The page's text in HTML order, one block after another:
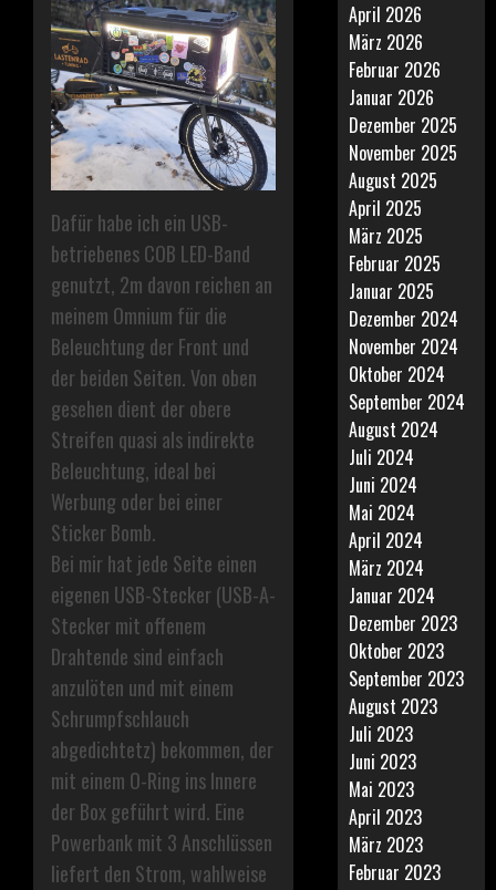
Dafür habe ich ein USB-
betriebenes COB LED-Band
genutzt, 2m davon reichen an
meinem Omnium für die
Beleuchtung der Front und
der beiden Seiten. Von oben
gesehen dient der obere
Streifen quasi als indirekte
Beleuchtung, ideal bei
Werbung oder bei einer
Sticker Bomb.
Bei mir hat jede Seite einen
eigenen USB-Stecker (USB-A-
Stecker mit offenem
Drahtende sind einfach
anzulöten und mit einem
Schrumpfschlauch
abgedichtetz) bekommen, der
mit einem O-Ring ins Innere
der Box geführt wird. Eine
Powerbank mit 3 Anschlüssen
liefert den Strom, wahlweise
April 2026
März 2026
Februar 2026
Januar 2026
Dezember 2025
November 2025
August 2025
April 2025
März 2025
Februar 2025
Januar 2025
Dezember 2024
November 2024
Oktober 2024
September 2024
August 2024
Juli 2024
Juni 2024
Mai 2024
April 2024
März 2024
Januar 2024
Dezember 2023
Oktober 2023
September 2023
August 2023
Juli 2023
Juni 2023
Mai 2023
April 2023
März 2023
Februar 2023